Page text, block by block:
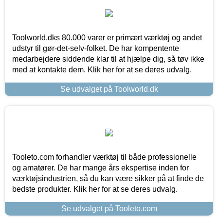
Toolworld.dks 80.000 varer er primært værktøj og andet
udstyr til gør-det-selv-folket. De har kompentente
medarbejdere siddende klar til at hjælpe dig, så tøv ikke
med at kontakte dem. Klik her for at se deres udvalg.
Se udvalget på Toolworld.dk
Tooleto.com forhandler værktøj til både professionelle
og amatører. De har mange års ekspertise inden for
værktøjsindustrien, så du kan være sikker på at finde de
bedste produkter. Klik her for at se deres udvalg.
Se udvalget på Tooleto.com